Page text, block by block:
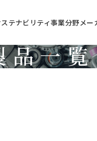
テナビリティ事業分野メー
品一覧